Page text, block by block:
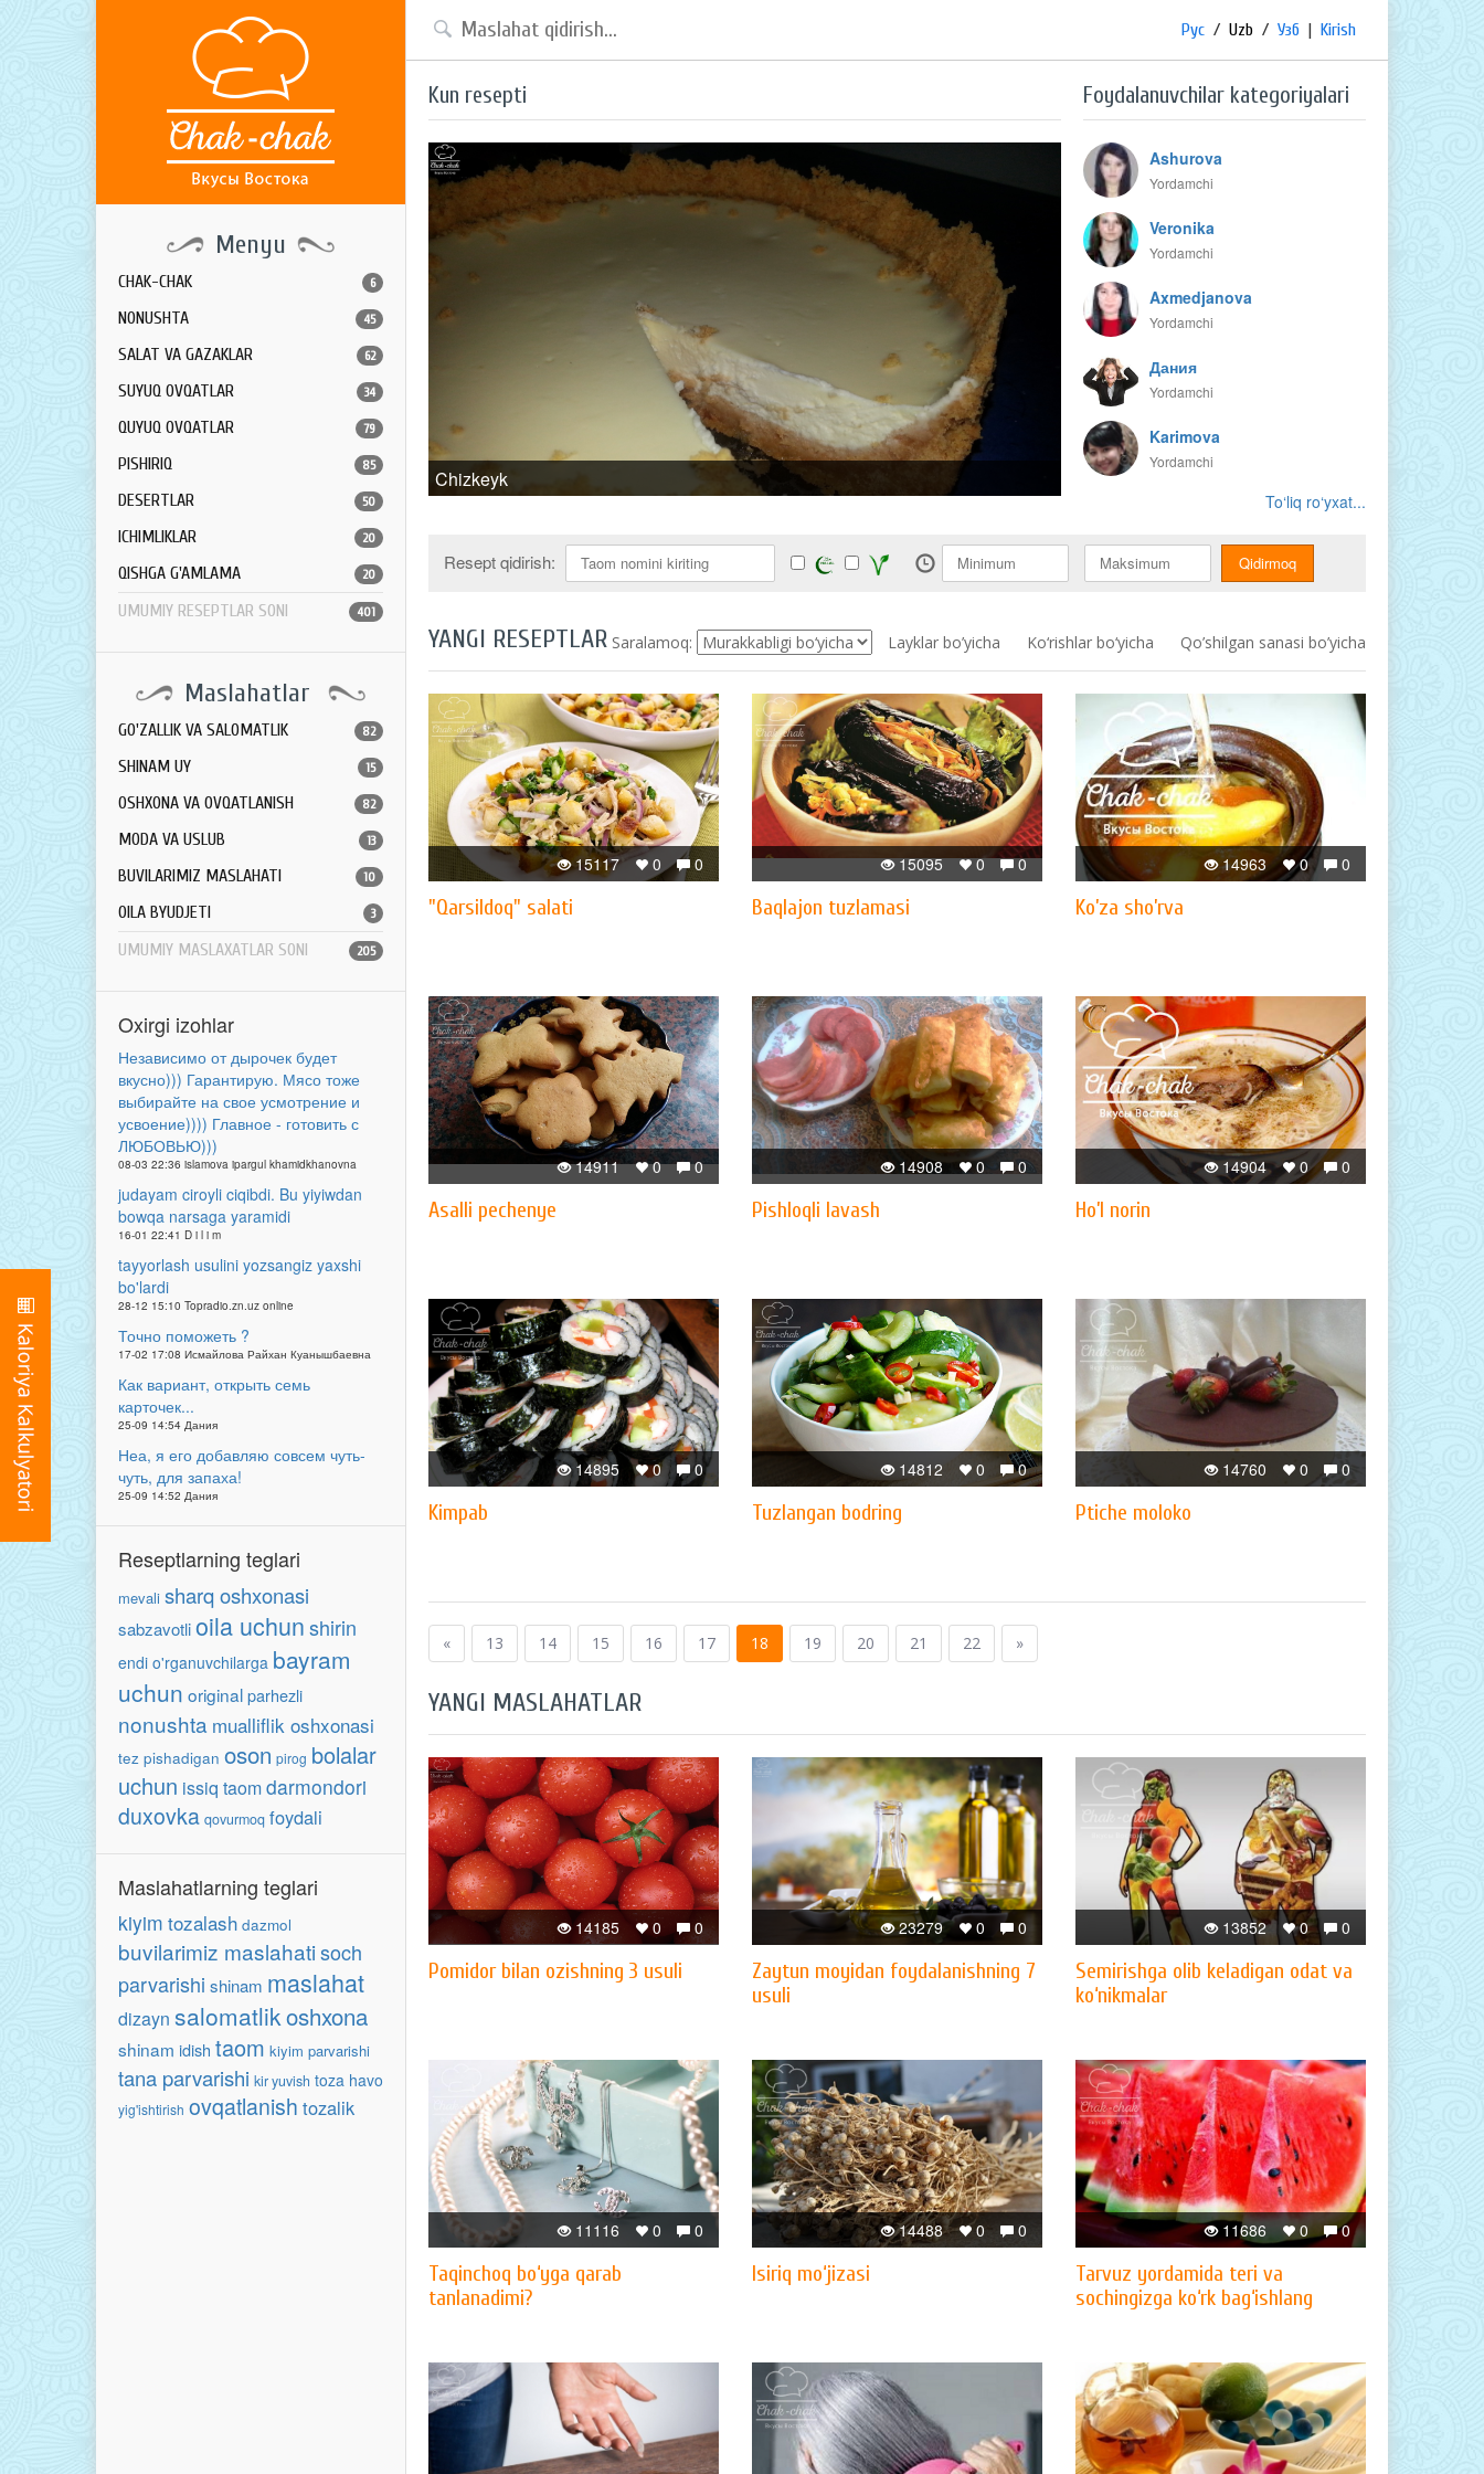
Menyu
CHAK-CHAK 6
NONUSHTA 45
SALAT VA GAZAKLAR 62
SUYUQ OVQATLAR 34
QUYUQ OVQATLAR 79
PISHIRIQ 85
DESERTLAR 50
ICHIMLIKLAR 20
QISHGA G'AMLAMA 20
UMUMIY RESEPTLAR SONI 401
Maslahatlar
GO'ZALLIK VA SALOMATLIK 82
SHINAM UY 15
OSHXONA VA OVQATLANISH 82
MODA VA USLUB 13
BUVILARIMIZ MASLAHATI 10
OILA BYUDJETI 3
UMUMIY MASLAXATLAR SONI 205
Oxirgi izohlar
Независимо от дырочек будет
вкусно))) Гарантирую. Мясо тоже
выбирайте на свое усмотрение и
усвоение)))) Главное - готовить с
ЛЮБОВЬЮ)))
08-03 22:36 islamova ipargul khamidkhanovna
judayam ciroyli ciqibdi. Bu yiyiwdan
bowqa narsaga yaramidi
16-01 22:41 D i l i m
tayyorlash usulini yozsangiz yaxshi
bo'lardi
28-12 15:10 Topradio.zn.uz online
Точно поможеть ?
17-02 17:08 Исмайлова Райхан Куанышбаевна
Как вариант, открыть семь
карточек...
25-09 14:54 Дания
Неа, я его добавляю совсем чуть-
чуть, для запаха!
25-09 14:52 Дания
Reseptlarning teglari
mevali sharq oshxonasi
sabzavotlioila uchunshirin
endi o'rganuvchilarga bayram
uchun originalparhezli
nonushta mualliflik oshxonasi
tez pishadigan oson pirog bolalar
uchun issiq taomdarmondori
duxovka qovurmoq foydali
Maslahatlarning teglari
kiyim tozalash dazmol
buvilarimiz maslahatisoch
parvarishi shinam maslahat
dizayn salomatlikoshxona
shinam idish taom kiyim parvarishi
tana parvarishi kir yuvish toza havo
yig'ishtirish ovqatlanish tozalik
Рус / Uzb / Узб | Kirish
Kun resepti
Chizkeyk
Foydalanuvchilar kategoriyalari
Ashurova
Yordamchi
Veronika
Yordamchi
Axmedjanova
Yordamchi
Дания
Yordamchi
Karimova
Yordamchi
To‘liq ro‘yxat...
Resept qidirish:
YANGI RESEPTLAR Saralamoq: Layklar bo’yicha Ko‘rishlar bo‘yicha Qo’shilgan sanasi bo’yicha
0
0
15117
"Qarsildoq" salati
0
0
15095
Baqlajon tuzlamasi
0
0
14963
Ko’za sho’rva
0
0
14911
Asalli pechenye
0
0
14908
Pishloqli lavash
0
0
14904
Ho’l norin
0
0
14895
Kimpab
0
0
14812
Tuzlangan bodring
0
0
14760
Ptiche moloko
« 13 14 15 16 17 18 19 20 21 22 »
YANGI MASLAHATLAR
0
0
14185
Pomidor bilan ozishning 3 usuli
0
0
23279
Zaytun moyidan foydalanishning 7
usuli
0
0
13852
Semirishga olib keladigan odat va
ko‘nikmalar
0
0
11116
Taqinchoq bo‘yga qarab
tanlanadimi?
0
0
14488
Isiriq mo‘jizasi
0
0
11686
Tarvuz yordamida teri va
sochingizga ko‘rk bag‘ishlang